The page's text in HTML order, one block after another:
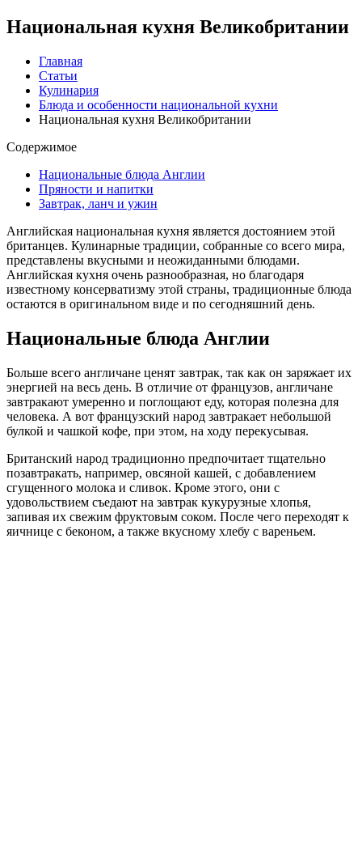
Национальная кухня Великобритании
Главная
Статьи
Кулинария
Блюда и особенности национальной кухни
Национальная кухня Великобритании
Содержимое
Национальные блюда Англии
Пряности и напитки
Завтрак, ланч и ужин
Английская национальная кухня является достоянием этой
британцев. Кулинарные традиции, собранные со всего мира,
представлены вкусными и неожиданными блюдами.
Английская кухня очень разнообразная, но благодаря
известному консерватизму этой страны, традиционные блюда
остаются в оригинальном виде и по сегодняшний день.
Национальные блюда Англии
Больше всего англичане ценят завтрак, так как он заряжает их
энергией на весь день. В отличие от французов, англичане
завтракают умеренно и поглощают еду, которая полезна для
человека. А вот французский народ завтракает небольшой
булкой и чашкой кофе, при этом, на ходу перекусывая.
Британский народ традиционно предпочитает тщательно
позавтракать, например, овсяной кашей, с добавлением
сгущенного молока и сливок. Кроме этого, они с
удовольствием съедают на завтрак кукурузные хлопья,
запивая их свежим фруктовым соком. После чего переходят к
яичнице с беконом, а также вкусному хлебу с вареньем.